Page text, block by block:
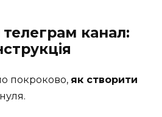
канал:
покроково, як створити